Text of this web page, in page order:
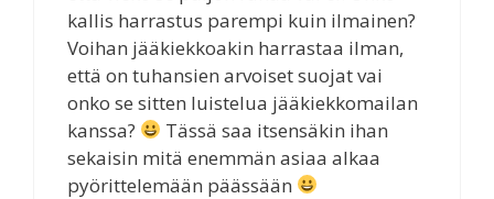
kallis harrastus parempi kuin ilmainen?
Voihan jääkiekkoakin harrastaa ilman,
että on tuhansien arvoiset suojat vai
onko se sitten luistelua jääkiekkomailan
kanssa?
Tässä saa itsensäkin ihan
sekaisin mitä enemmän asiaa alkaa
pyörittelemään päässään